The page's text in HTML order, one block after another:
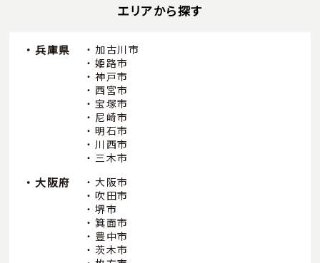
エリアから探す
兵庫県
加古川市
姫路市
神戸市
西宮市
宝塚市
尼崎市
明石市
川西市
三木市
大阪府
大阪市
吹田市
堺市
箕面市
豊中市
茨木市